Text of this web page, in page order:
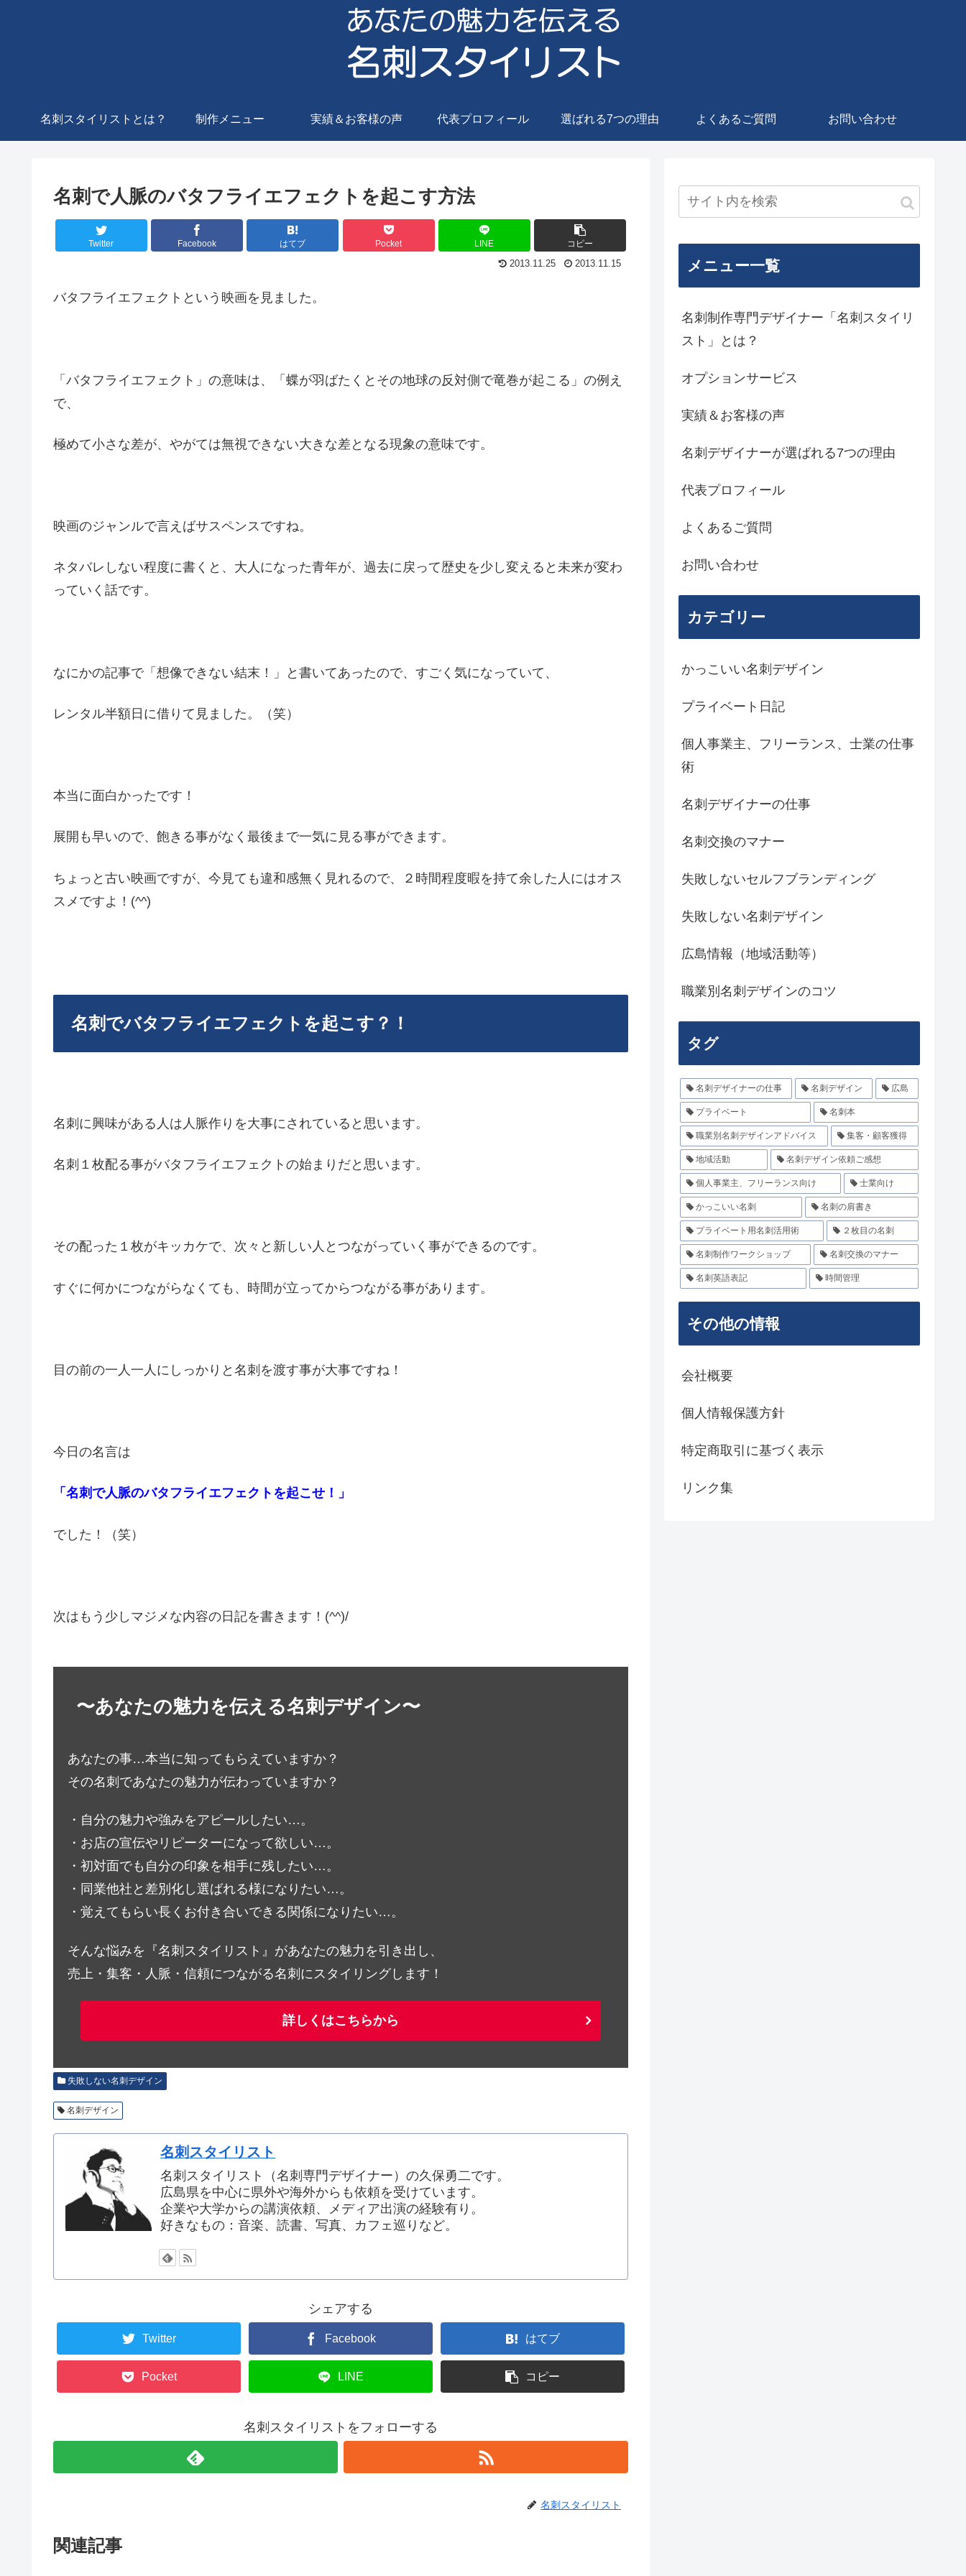
名刺スタイリストとは？ 制作メニュー 実績＆お客様の声 代表プロフィール 選ばれる7つの理由 よくあるご質問 お問い合わせ
名刺で人脈のバタフライエフェクトを起こす方法
Twitter Facebook はてブ Pocket LINE コピー
2013.11.25 2013.11.15
バタフライエフェクトという映画を見ました。
「バタフライエフェクト」の意味は、「蝶が羽ばたくとその地球の反対側で竜巻が起こる」の例え
で、
極めて小さな差が、やがては無視できない大きな差となる現象の意味です。
映画のジャンルで言えばサスペンスですね。
ネタバレしない程度に書くと、大人になった青年が、過去に戻って歴史を少し変えると未来が変わ
っていく話です。
なにかの記事で「想像できない結末！」と書いてあったので、すごく気になっていて、
レンタル半額日に借りて見ました。（笑）
本当に面白かったです！
展開も早いので、飽きる事がなく最後まで一気に見る事ができます。
ちょっと古い映画ですが、今見ても違和感無く見れるので、２時間程度暇を持て余した人にはオス
スメですよ！(^^)
名刺でバタフライエフェクトを起こす？！
名刺に興味がある人は人脈作りを大事にされていると思います。
名刺１枚配る事がバタフライエフェクトの始まりだと思います。
その配った１枚がキッカケで、次々と新しい人とつながっていく事ができるのです。
すぐに何かにつながらなくても、時間が立ってからつながる事があります。
目の前の一人一人にしっかりと名刺を渡す事が大事ですね！
今日の名言は
「名刺で人脈のバタフライエフェクトを起こせ！」
でした！（笑）
次はもう少しマジメな内容の日記を書きます！(^^)/
〜あなたの魅力を伝える名刺デザイン〜
あなたの事…本当に知ってもらえていますか？
その名刺であなたの魅力が伝わっていますか？
・自分の魅力や強みをアピールしたい…。
・お店の宣伝やリピーターになって欲しい…。
・初対面でも自分の印象を相手に残したい…。
・同業他社と差別化し選ばれる様になりたい…。
・覚えてもらい長くお付き合いできる関係になりたい…。
そんな悩みを『名刺スタイリスト』があなたの魅力を引き出し、
売上・集客・人脈・信頼につながる名刺にスタイリングします！
詳しくはこちらから
失敗しない名刺デザイン
名刺デザイン
名刺スタイリスト
名刺スタイリスト（名刺専門デザイナー）の久保勇二です。
広島県を中心に県外や海外からも依頼を受けています。
企業や大学からの講演依頼、メディア出演の経験有り。
好きなもの：音楽、読書、写真、カフェ巡りなど。
シェアする
Twitter Facebook はてブ
Pocket LINE コピー
名刺スタイリストをフォローする
名刺スタイリスト
関連記事
メニュー一覧
名刺制作専門デザイナー「名刺スタイリ
スト」とは？
オプションサービス
実績＆お客様の声
名刺デザイナーが選ばれる7つの理由
代表プロフィール
よくあるご質問
お問い合わせ
カテゴリー
かっこいい名刺デザイン
プライベート日記
個人事業主、フリーランス、士業の仕事
術
名刺デザイナーの仕事
名刺交換のマナー
失敗しないセルフブランディング
失敗しない名刺デザイン
広島情報（地域活動等）
職業別名刺デザインのコツ
タグ
名刺デザイナーの仕事 名刺デザイン 広島
プライベート 名刺本
職業別名刺デザインアドバイス 集客・顧客獲得
地域活動 名刺デザイン依頼ご感想
個人事業主、フリーランス向け 士業向け
かっこいい名刺 名刺の肩書き
プライベート用名刺活用術 ２枚目の名刺
名刺制作ワークショップ 名刺交換のマナー
名刺英語表記 時間管理
その他の情報
会社概要
個人情報保護方針
特定商取引に基づく表示
リンク集